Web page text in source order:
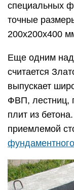
специальных
точные
200х200х400
Еще одним
считается
выпускает
ФВП, лестниц,
плит из
приемлемой